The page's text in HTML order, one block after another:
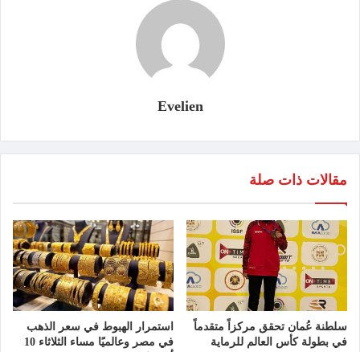
Evelien
مقالات ذات صلة
سلطنة عُمان تحقق مركزاً متقدماً
في بطولة كأس العالم للرماية
استمرار الهبوط في سعر الذهب
في مصر وعالميًا مساء الثلاثاء 10